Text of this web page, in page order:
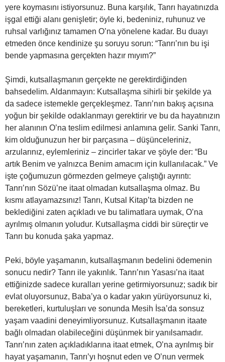
yere koymasını istiyorsunuz. Buna karşılık, Tanrı hayatınızda
işgal ettiği alanı genişletir; öyle ki, bedeniniz, ruhunuz ve
ruhsal varlığınız tamamen O’na yönelene kadar. Bu duayı
etmeden önce kendinize şu soruyu sorun: “Tanrı’nın bu işi
bende yapmasına gerçekten hazır mıyım?”
Şimdi, kutsallaşmanın gerçekte ne gerektirdiğinden
bahsedelim. Aldanmayın: Kutsallaşma sihirli bir şekilde ya
da sadece istemekle gerçekleşmez. Tanrı’nın bakış açısına
yoğun bir şekilde odaklanmayı gerektirir ve bu da hayatınızın
her alanının O’na teslim edilmesi anlamına gelir. Sanki Tanrı,
kim olduğunuzun her bir parçasına – düşünceleriniz,
arzularınız, eylemleriniz – zincirler takar ve şöyle der: “Bu
artık Benim ve yalnızca Benim amacım için kullanılacak.” Ve
işte çoğumuzun görmezden gelmeye çalıştığı ayrıntı:
Tanrı’nın Sözü’ne itaat olmadan kutsallaşma olmaz. Bu
kısmı atlayamazsınız! Tanrı, Kutsal Kitap’ta bizden ne
beklediğini zaten açıkladı ve bu talimatlara uymak, O’na
ayrılmış olmanın yoludur. Kutsallaşma ciddi bir süreçtir ve
Tanrı bu konuda şaka yapmaz.
Peki, böyle yaşamanın, kutsallaşmanın bedelini ödemenin
sonucu nedir? Tanrı ile yakınlık. Tanrı’nın Yasası’na itaat
ettiğinizde sadece kuralları yerine getirmiyorsunuz; sadık bir
evlat oluyorsunuz, Baba’ya o kadar yakın yürüyorsunuz ki,
bereketleri, kurtuluşları ve sonunda Mesih İsa’da sonsuz
yaşam vaadini deneyimliyorsunuz. Kutsallaşmanın itaate
bağlı olmadan olabileceğini düşünmek bir yanılsamadır.
Tanrı’nın zaten açıkladıklarına itaat etmek, O’na ayrılmış bir
hayat yaşamanın, Tanrı’yı hoşnut eden ve O’nun vermek